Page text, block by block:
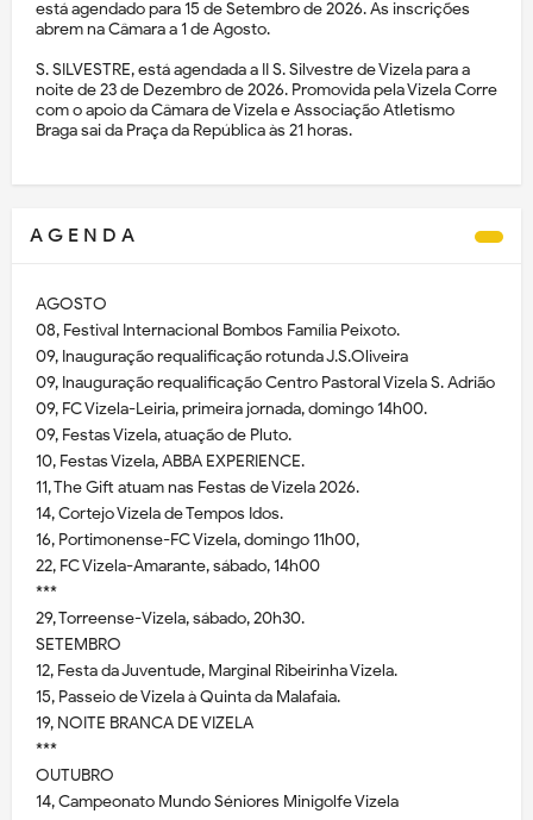
está agendado para 15 de Setembro de 2026. As inscrições
abrem na Câmara a 1 de Agosto.
S. SILVESTRE, está agendada a II S. Silvestre de Vizela para a
noite de 23 de Dezembro de 2026. Promovida pela Vizela Corre
com o apoio da Câmara de Vizela e Associação Atletismo
Braga sai da Praça da República às 21 horas.
A G E N D A
AGOSTO
08, Festival Internacional Bombos Família Peixoto.
09, Inauguração requalificação rotunda J.S.Oliveira
09, Inauguração requalificação Centro Pastoral Vizela S. Adrião
09, FC Vizela-Leiria, primeira jornada, domingo 14h00.
09, Festas Vizela, atuação de Pluto.
10, Festas Vizela, ABBA EXPERIENCE.
11, The Gift atuam nas Festas de Vizela 2026.
14, Cortejo Vizela de Tempos Idos.
16, Portimonense-FC Vizela, domingo 11h00,
22, FC Vizela-Amarante, sábado, 14h00
***
29, Torreense-Vizela, sábado, 20h30.
SETEMBRO
12, Festa da Juventude, Marginal Ribeirinha Vizela.
15, Passeio de Vizela à Quinta da Malafaia.
19, NOITE BRANCA DE VIZELA
***
OUTUBRO
14, Campeonato Mundo Séniores Minigolfe Vizela